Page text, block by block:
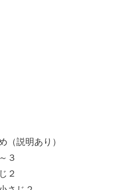
（説明あり）
３
２